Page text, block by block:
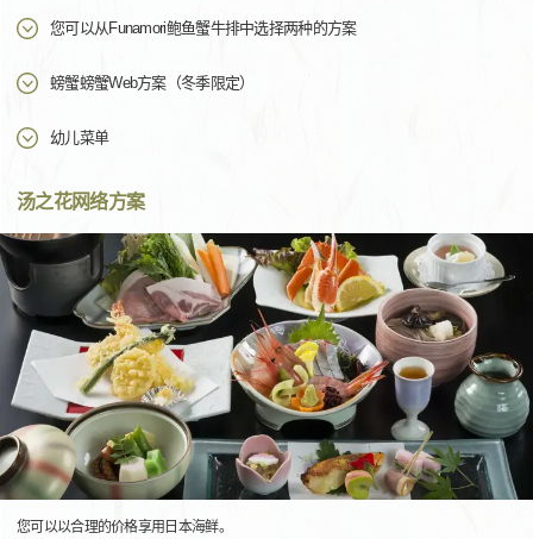
您可以从Funamori鲍鱼蟹牛排中选择两种的方案
螃蟹螃蟹Web方案（冬季限定）
幼儿菜单
汤之花网络方案
您可以以合理的价格享用日本海鲜。